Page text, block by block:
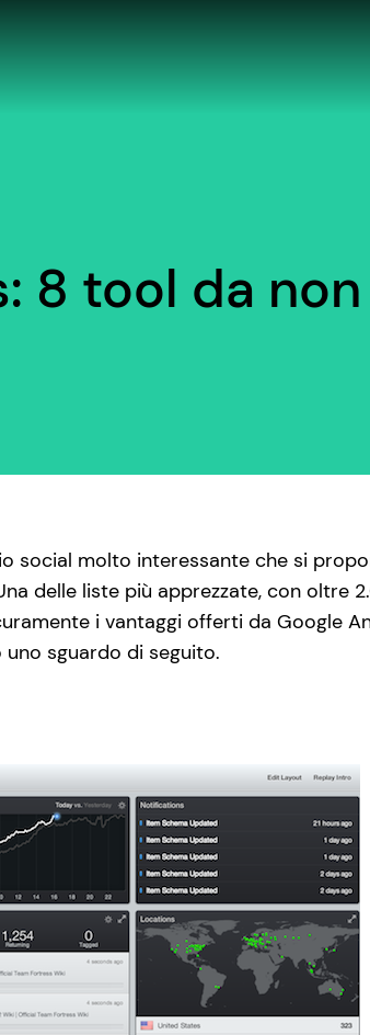
8 tool da non
social molto interessante che si
delle liste più apprezzate, con oltre
i vantaggi offerti da Google
sguardo di seguito.